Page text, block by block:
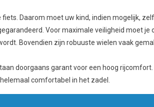
Daarom moet uw kind, indien mogelijk,
Voor maximale veiligheid moet je
Bovendien zijn robuuste wielen vaak
​​doorgaans garant voor een hoog
comfortabel in het zadel.